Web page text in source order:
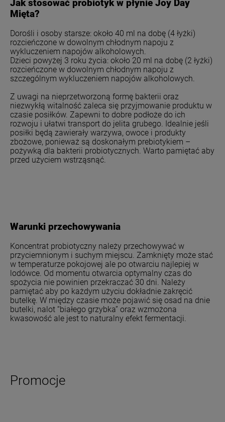
Jak stosować probiotyk w płynie Joy Day
Mięta?
Dorośli i osoby starsze: około 40 ml na dobę (4 łyżki)
rozcieńczone w dowolnym chłodnym napoju z
wykluczeniem napojów alkoholowych.
Dzieci powyżej 3 roku życia: około 20 ml na dobę (2 łyżki)
rozcieńczone w dowolnym chłodnym napoju z
szczególnym wykluczeniem napojów alkoholowych.
Z uwagi na nieprzetworzoną formę bakterii oraz
niezwykłą witalność zaleca się przyjmowanie produktu w
czasie posiłków. Zapewni to dobre podłoże do ich
rozwoju i ułatwi transport do jelita grubego. Idealnie jeśli
posiłki będą zawierały warzywa, owoce i produkty
zbożowe, ponieważ są doskonałym prebiotykiem –
pożywką dla bakterii probiotycznych. Warto pamiętać aby
przed użyciem wstrząsnąć.
Warunki przechowywania
Koncentrat probiotyczny należy przechowywać w
przyciemnionym i suchym miejscu. Zamknięty może stać
w temperaturze pokojowej ale po otwarciu najlepiej w
lodówce. Od momentu otwarcia optymalny czas do
spożycia nie powinien przekraczać 30 dni. Należy
pamiętać aby po każdym użyciu dokładnie zakręcić
butelkę. W między czasie może pojawić się osad na dnie
butelki, nalot “białego grzybka” oraz wzmożona
kwasowość ale jest to naturalny efekt fermentacji.
Promocje